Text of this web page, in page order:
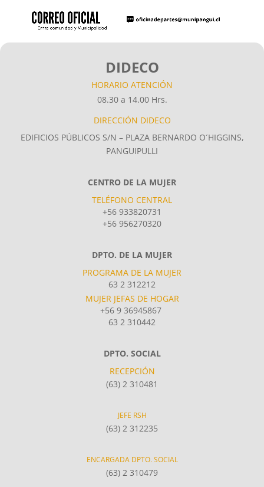
DIDECO
HORARIO ATENCIÓN
08.30 a 14.00 Hrs.
DIRECCIÓN DIDECO
EDIFICIOS PÚBLICOS S/N – PLAZA BERNARDO O´HIGGINS,
PANGUIPULLI
CENTRO DE LA MUJER
TELÉFONO CENTRAL
+56 933820731
+56 956270320
DPTO. DE LA MUJER
PROGRAMA DE LA MUJER
63 2 312212
MUJER JEFAS DE HOGAR
+56 9 36945867
63 2 310442
DPTO. SOCIAL
RECEPCIÓN
(63) 2 310481
JEFE RSH
(63) 2 312235
ENCARGADA DPTO. SOCIAL
(63) 2 310479